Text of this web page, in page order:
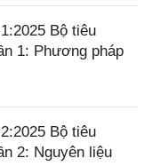
Bộ tiêu
1: Phương pháp
Bộ tiêu
2: Nguyên liệu